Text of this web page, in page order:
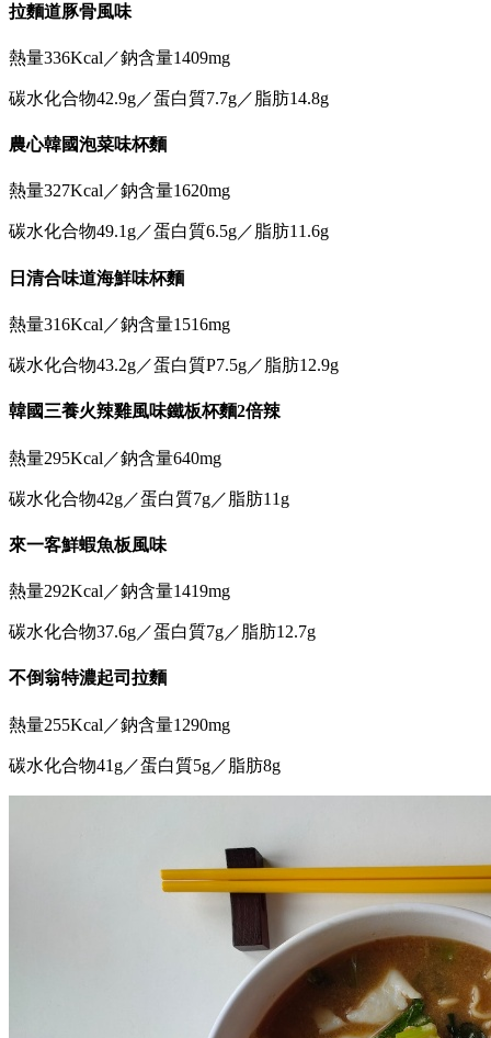
拉麵道豚骨風味
熱量336Kcal／鈉含量1409mg
碳水化合物42.9g／蛋白質7.7g／脂肪14.8g
農心韓國泡菜味杯麵
熱量327Kcal／鈉含量1620mg
碳水化合物49.1g／蛋白質6.5g／脂肪11.6g
日清合味道海鮮味杯麵
熱量316Kcal／鈉含量1516mg
碳水化合物43.2g／蛋白質P7.5g／脂肪12.9g
韓國三養火辣雞風味鐵板杯麵2倍辣
熱量295Kcal／鈉含量640mg
碳水化合物42g／蛋白質7g／脂肪11g
來一客鮮蝦魚板風味
熱量292Kcal／鈉含量1419mg
碳水化合物37.6g／蛋白質7g／脂肪12.7g
不倒翁特濃起司拉麵
熱量255Kcal／鈉含量1290mg
碳水化合物41g／蛋白質5g／脂肪8g